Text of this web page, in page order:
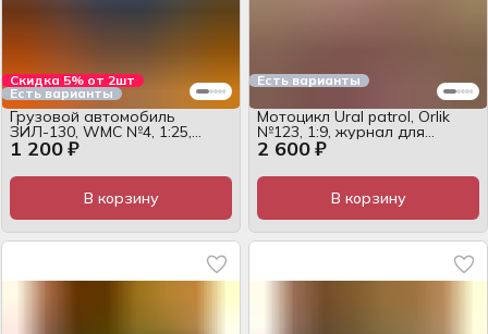
Скидка 5% от 2шт
Есть варианты
1 200 ₽
Грузовой автомобиль
ЗИЛ-130, WMC №4, 1:25,
журнал для сборки
В корзину
Есть варианты
2 600 ₽
Мотоцикл Ural patrol, Orlik
№123, 1:9, журнал для
сборки
В корзину